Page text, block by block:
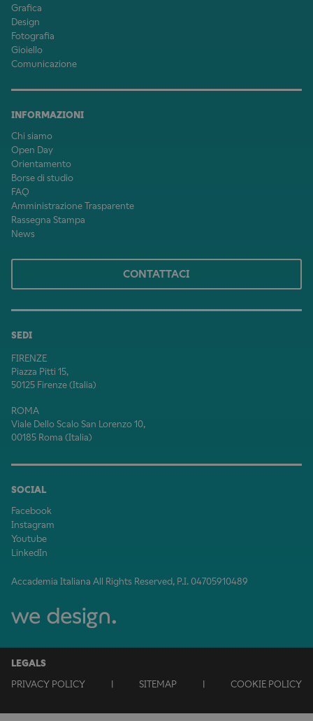
Grafica
Design
Fotografia
Gioiello
Comunicazione
INFORMAZIONI
Chi siamo
Open Day
Orientamento
Borse di studio
FAQ
Amministrazione Trasparente
Rassegna Stampa
News
SEDI
FIRENZE
Piazza Pitti 15,
50125 Firenze (Italia)
ROMA
Viale Dello Scalo San Lorenzo 10,
00185 Roma (Italia)
SOCIAL
Facebook
Instagram
Youtube
LinkedIn
Accademia Italiana All Rights Reserved, P.I. 04705910489
CONTATTACI
LEGALS
PRIVACY POLICY
SITEMAP COOKIE POLICY